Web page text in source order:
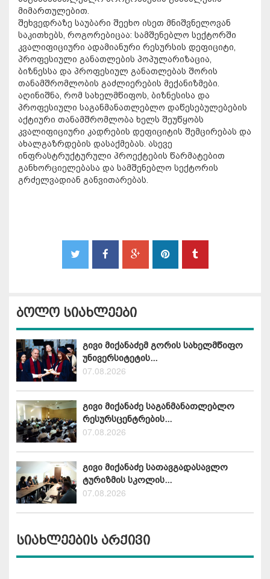
მიმართულებით.
შეხვედრაზე საუბარი შეეხო ისეთ მნიშვნელოვან
საკითხებს, როგორებიცაა: სამშენებლო სექტორში
კვალიფიციური ადამიანური რესურსის დეფიციტი,
პროფესიული განათლების პოპულარიზაცია,
ბიზნესსა და პროფესიულ განათლებას შორის
თანამშრომლობის გაძლიერების მექანიზმები.
აღინიშნა, რომ სახელმწიფოს, ბიზნესისა და
პროფესიული საგანმანათლებლო დაწესებულებების
აქტიური თანამშრომლობა ხელს შეუწყობს
კვალიფიციური კადრების დეფიციტის შემცირებას და
ახალგაზრდების დასაქმებას. ასევე
ინფრასტრუქტურული პროექტების წარმატებით
განხორციელებასა და სამშენებლო სექტორის
გრძელვადიან განვითარებას.
ბოლო სიახლეები
გივი მიქანაძემ გორის სახელმწიფო
უნივერსიტეტის...
07.08.2026
გივი მიქანაძე საგანმანათლებლო
რესურსცენტრების...
07.08.2026
გივი მიქანაძე სათავგადასავლო
ტურიზმის სკოლის...
07.08.2026
სიახლეების არქივი